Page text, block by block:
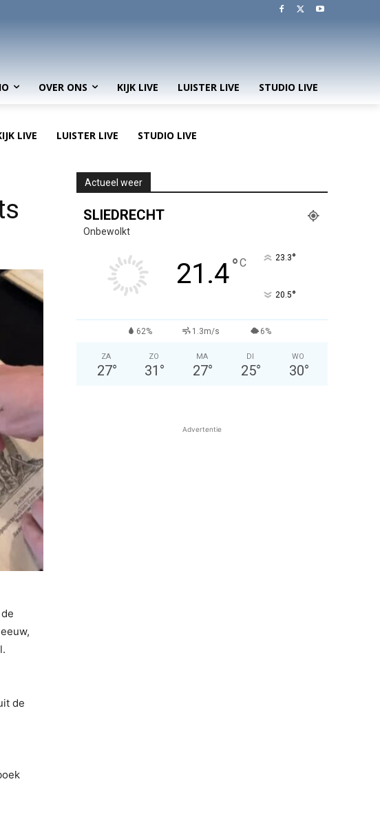
OVER ONS KIJK LIVE LUISTER LIVE STUDIO LIVE
LIVE LUISTER LIVE STUDIO LIVE
de
Actueel weer
SLIEDRECHT
Onbewolkt
21.4°C 23.3°
20.5°
62% 1.3m/s 6%
ZA
27°
ZO
31 °
MA
27°
DI
25°
WO
30°
Advertentie